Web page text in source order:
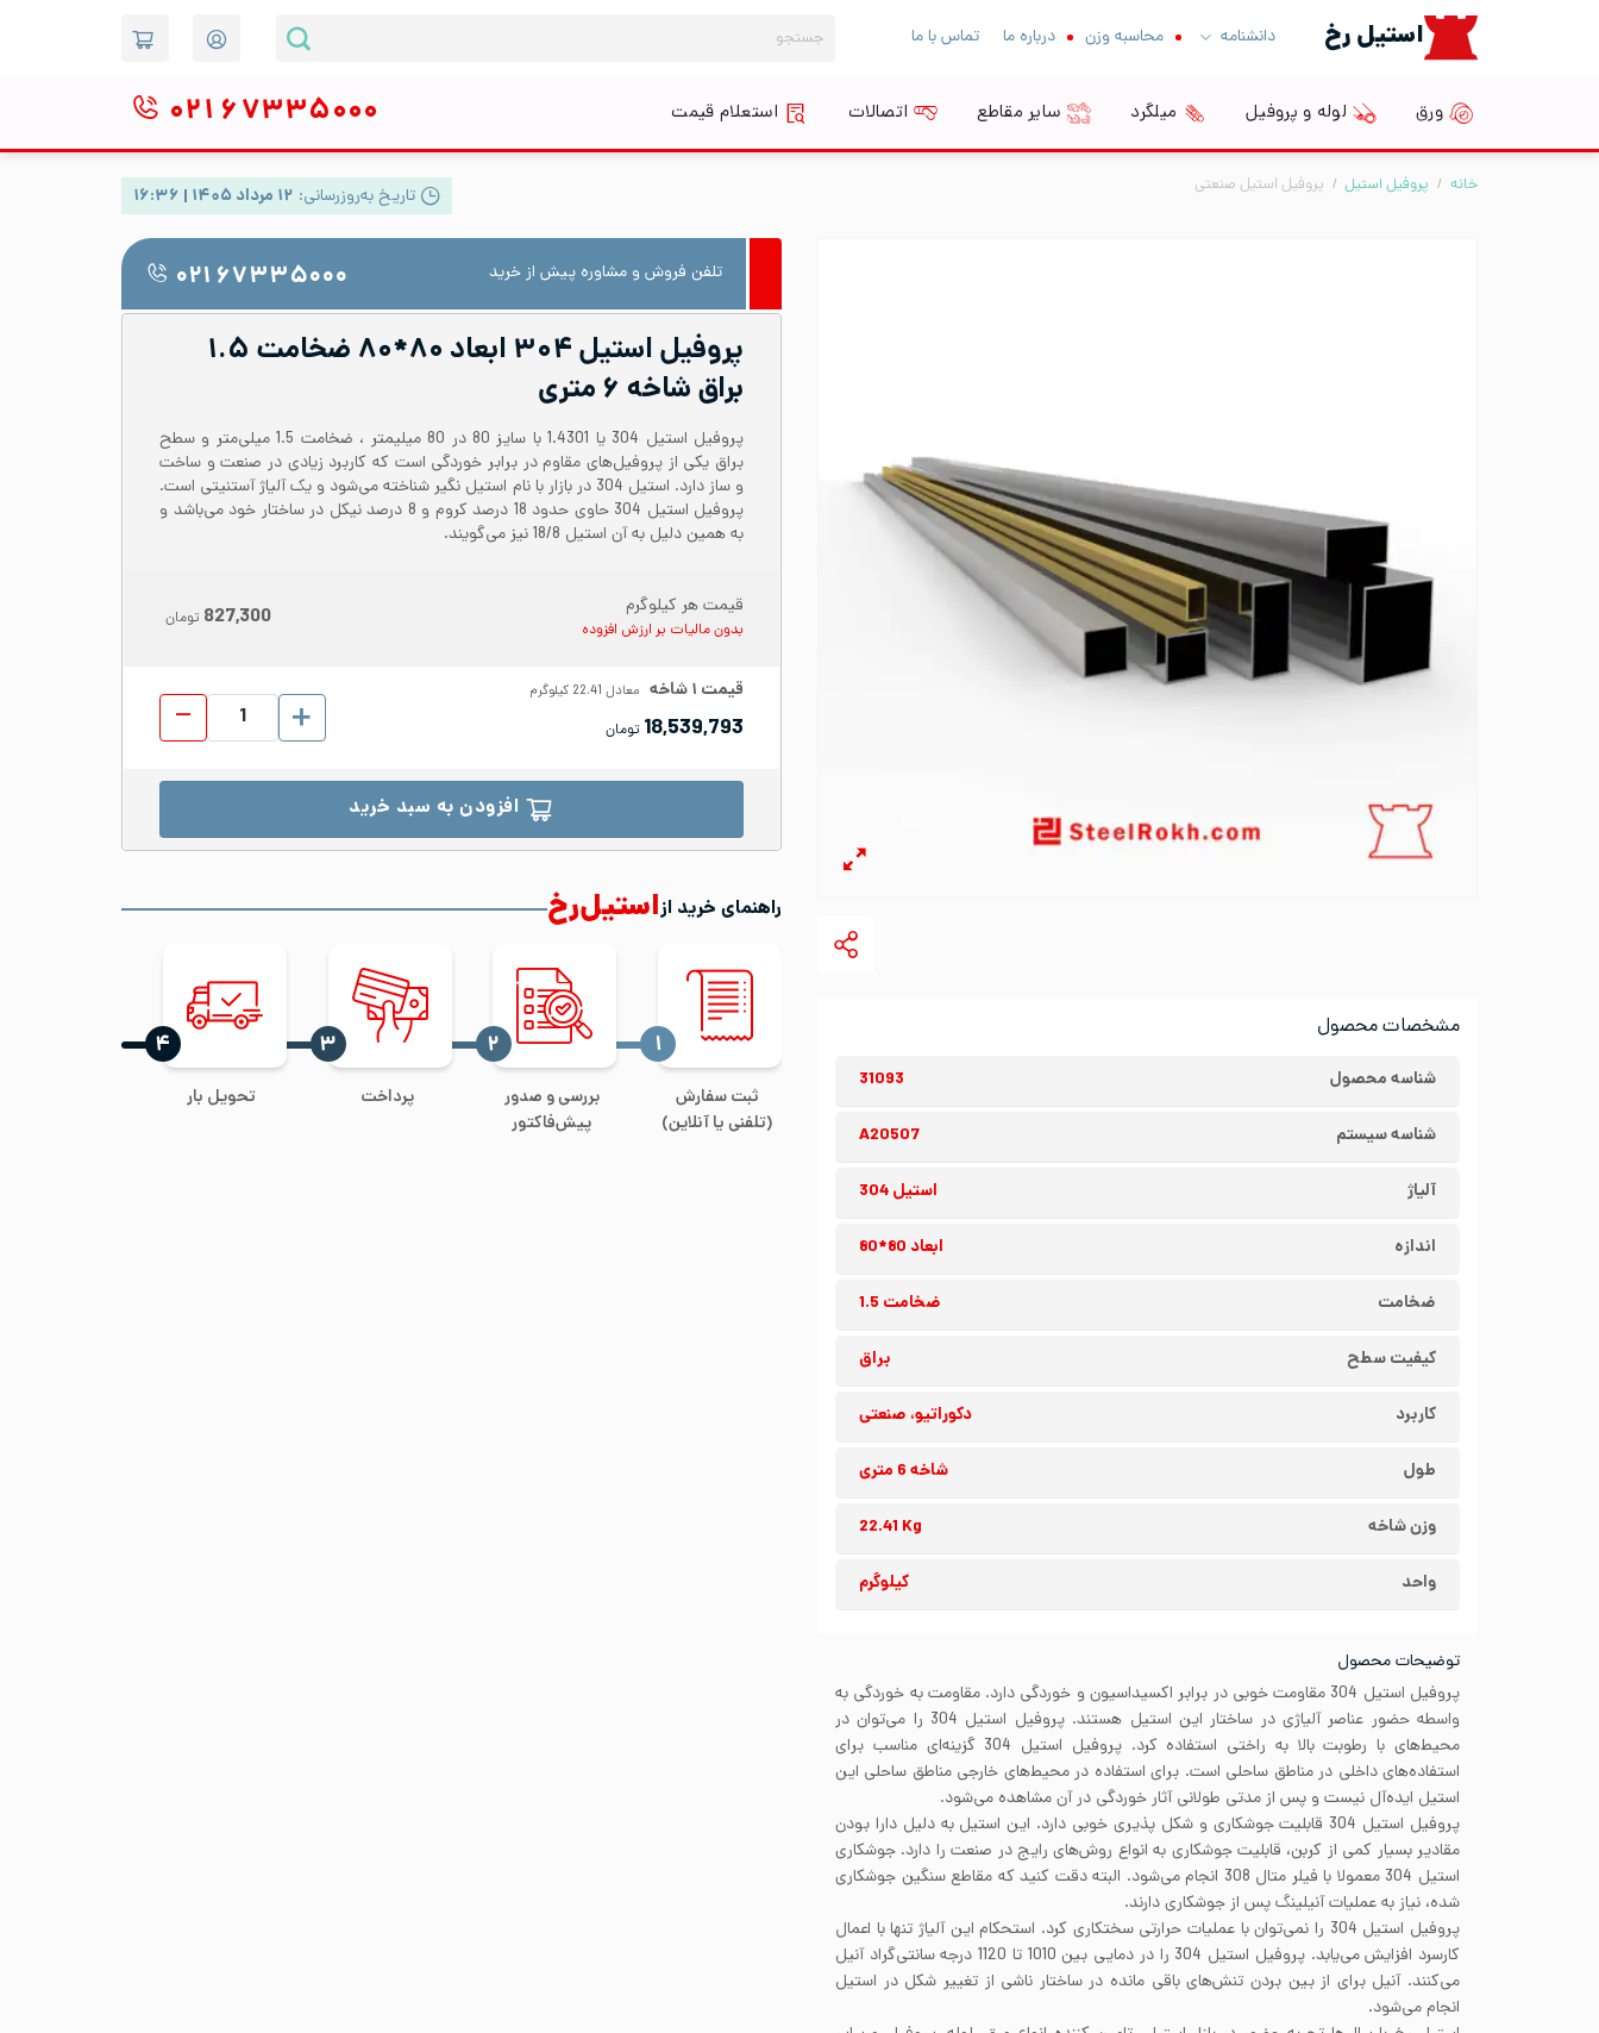
استیل رخ دانشنامه محاسبه وزن درباره ما تماس با ما
برای:
ورق لوله و پروفیل میلگرد سایر مقاطع اتصالات استعلام قیمت ۰۲۱ ۶۷۳۳۵۰۰۰
خانه / پروفیل استیل / پروفیل استیل صنعتی تاریخ به‌روزرسانی: ۱۲ مرداد ۱۴۰۵ | ۱۶:۳۶
مشخصات محصول
شناسه محصول 31093
شناسه سیستم A20507
آلیاژ استیل 304
اندازه ابعاد 80*80
ضخامت ضخامت 1.5
کیفیت سطح براق
کاربرد دکوراتیو، صنعتی
طول شاخه 6 متری
وزن شاخه 22.41 Kg
واحد کیلوگرم
توضیحات محصول
پروفیل استیل 304 مقاومت خوبی در برابر اکسیداسیون و خوردگی دارد. مقاومت به خوردگی به
واسطه حضور عناصر آلیاژی در ساختار این استیل هستند. پروفیل استیل 304 را می‌توان در
محیط‌های با رطوبت بالا به راختی استفاده کرد. پروفیل استیل 304 گزینه‌ای مناسب برای
استفاده‌های داخلی در مناطق ساحلی است. برای استفاده در محیط‌های خارجی مناطق ساحلی این
استیل ایده‌آل نیست و پس از مدتی طولانی آثار خوردگی در آن مشاهده می‌شود.
پروفیل استیل 304 قابلیت جوشکاری و شکل پذیری خوبی دارد. این استیل به دلیل دارا بودن
مقادیر بسیار کمی از کربن، قابلیت جوشکاری به انواع روش‌های رایج در صنعت را دارد. جوشکاری
استیل 304 معمولا با فیلر متال 308 انجام می‌شود. البته دقت کنید که مقاطع سنگین جوشکاری
شده، نیاز به عملیات آنیلینگ پس از جوشکاری دارند.
پروفیل استیل 304 را نمی‌توان با عملیات حرارتی سختکاری کرد. استحکام این آلیاژ تنها با اعمال
کارسرد افزایش می‌یابد. پروفیل استیل 304 را در دمایی بین 1010 تا 1120 درجه سانتی‌گراد آنیل
می‌کنند. آنیل برای از بین بردن تنش‌های باقی مانده در ساختار ناشی از تغییر شکل در استیل
انجام می‌شود.
تلفن فروش و مشاوره پیش از خرید ۰۲۱ ۶۷۳۳۵۰۰۰
پروفیل استیل ۳۰۴ ابعاد ۸۰*۸۰ ضخامت ۱.۵
براق شاخه ۶ متری
پروفیل استیل 304 یا 1.4301 با سایز 80 در 80 میلیمتر ، ضخامت 1.5 میلی‌متر و سطح
براق یکی از پروفیل‌های مقاوم در برابر خوردگی است که کاربرد زیادی در صنعت و ساخت
و ساز دارد. استیل 304 در بازار با نام استیل نگیر شناخته می‌شود و یک آلیاژ آستنیتی است.
پروفیل استیل 304 حاوی حدود 18 درصد کروم و 8 درصد نیکل در ساختار خود می‌باشد و
به همین دلیل به آن استیل 18/8 نیز می‌گویند.
قیمت هر کیلوگرم
بدون مالیات بر ارزش افزوده 827,300 تومان
قیمت ۱شاخه معادل 22.41 کیلوگرم
18,539,793 تومان
پروفیل استیل 304 ابعاد 80*80 ضخامت 1.5 براق شاخه 6 متری عدد
افزودن به سبد خرید
راهنمای خرید ازاستیل‌رخ
ثبت سفارش
(تلفنی یا آنلاین)
‍۱
بررسی و صدور
پیش‌فاکتور
‍۲
پرداخت
‍۳
تحویل بار
‍۴